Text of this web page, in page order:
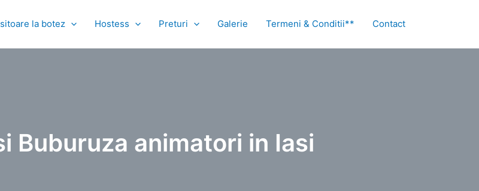
la botez Hostess Preturi Galerie Termeni & Conditii** Contact
Buburuza animatori in Iasi